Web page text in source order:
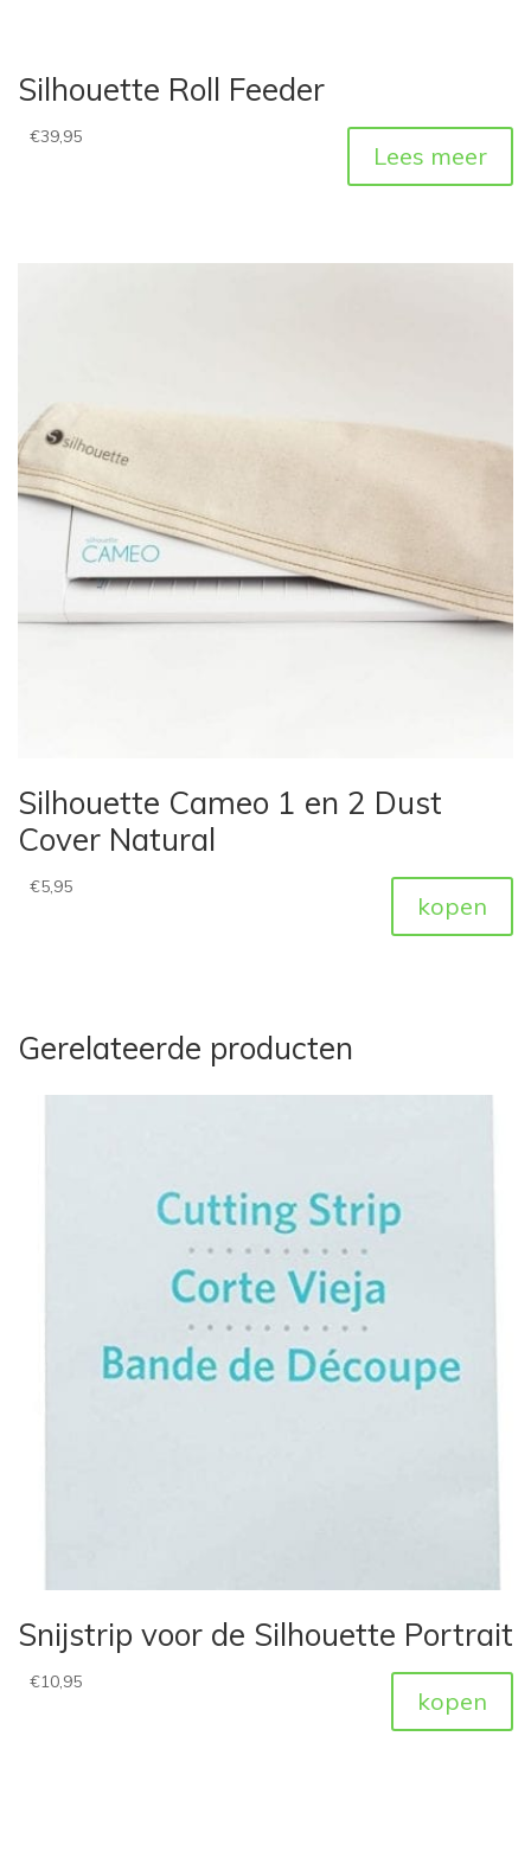
Silhouette Roll Feeder
€39,95
Lees meer
Silhouette Cameo 1 en 2 Dust
Cover Natural
€5,95
kopen
Gerelateerde producten
Snijstrip voor de Silhouette Portrait
€10,95
kopen